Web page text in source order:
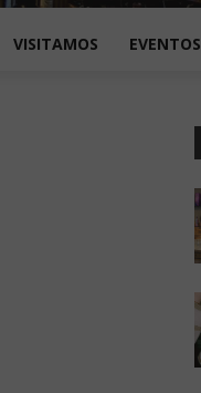
VISITAMOS EVENTOS